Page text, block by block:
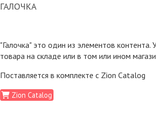
ГАЛОЧКА
"Галочка" это один из элементов
товара на складе или в том или ином
Поставляется в комплекте с Zion Catalog
Zion Catalog